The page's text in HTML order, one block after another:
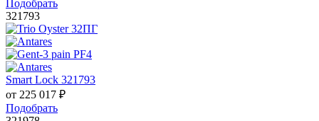
Подобрать
321793
Smart Lock 321793
от 225 017 ₽
Подобрать